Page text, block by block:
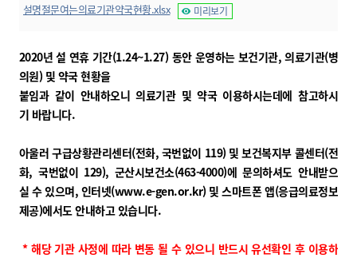
설명절문여는의료기관약국현황.xlsx 미리보기
2020년 설 연휴 기간(1.24~1.27) 동안 운영하는 보건기관, 의료기관(병
의원) 및 약국 현황을
붙임과 같이 안내하오니 의료기관 및 약국 이용하시는데에 참고하시
기 바랍니다.
아울러 구급상황관리센터(전화, 국번없이 119) 및 보건복지부 콜센터(전
화, 국번없이 129), 군산시보건소(463-4000)에 문의하셔도 안내받으
실 수 있으며, 인터넷(www.e-gen.or.kr) 및 스마트폰 앱(응급의료정보
제공)에서도 안내하고 있습니다.
* 해당 기관 사정에 따라 변동 될 수 있으니 반드시 유선확인 후 이용하